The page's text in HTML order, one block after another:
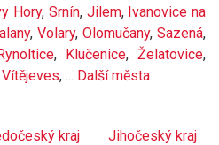
Hory, Srnín, Jilem, Ivanovice na
, Volary, Olomučany, Sazená,
, Klučenice,Želatovice,
Vítějeves, ... Další města
kraj
Jihočeský kraj